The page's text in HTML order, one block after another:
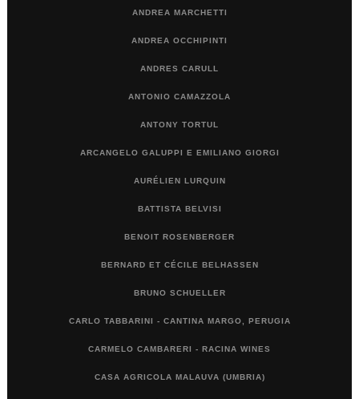
ANDREA MARCHETTI
ANDREA OCCHIPINTI
ANDRES CARULL
ANTONIO CAMAZZOLA
ANTONY TORTUL
ARCANGELO GALUPPI E EMILIANO GIORGI
AURÉLIEN LURQUIN
BATTISTA BELVISI
BENOIT ROSENBERGER
BERNARD ET CÉCILE BELHASSEN
BRUNO SCHUELLER
CARLO TABBARINI - CANTINA MARGO, PERUGIA
CARMELO CAMBARERI - RACINA WINES
CASA AGRICOLA MALAUVA (UMBRIA)